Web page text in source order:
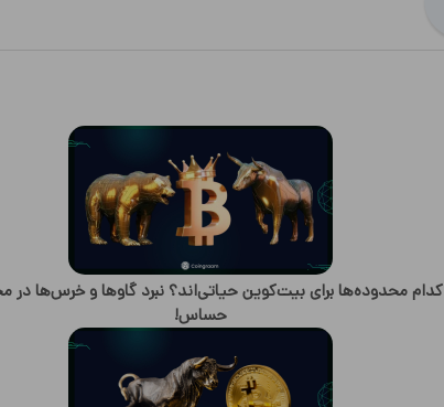
کدام محدوده‌ها برای بیت‌کوین حیاتی‌اند؟ نبرد گاوها و خرس‌ها در
حساس!